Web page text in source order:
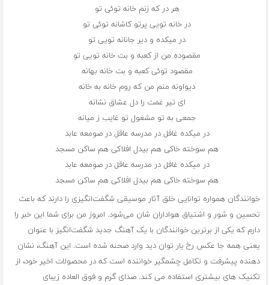
هر در که زنم خانه توئی تو
در خانه تویی پرتو کاشانه توئی تو
در میکده و دیر جانانه تویی تو
مقصوده من از کعبه و بت خانه تویی تو
مقصود توئی کعبه و بت خانه بهانه
دیواونه منم من که روم خانه به خانه
ای تیر غمت را دل عشاق نشانه
جمعی به تو مشغول تو غایب ز میانه
در میکده غافل در مدرسه عاقل در صومعه عابد
هم سوخته خاکی هم بیدل افلاکی هم ساکن مسجد
در میکده غافل در مدرسه عاقل در صومعه عابد
هم سوخته خاکی هم بیدل افلاکی هم ساکن مسجد
خوانندگان همواره توانایی خلق آثار موسیقی شگفت‌انگیزی را دارند که باعث
تحسین و شور و اشتیاق هواداران شان می‌شود. امروز من برای شما این خبر را
دارم که یکی از برترین خوانندگان با یک آهنگ جدید شگفت‌انگیز با عنوان
یعنی همه جا عکس رخ یار توان دید وارد صحنه شده است. این آهنگ، نشان
دهنده پیشرفت و تکامل چشمگیر خواننده است که در محصولات اخیر خود، از
تکنیک های بیشتری استفاده می کند. صدای گرم و فوق العاده زیبای